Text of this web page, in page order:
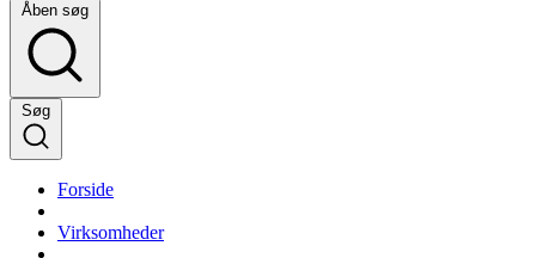
Åben søg
Søg
Forside
Virksomheder